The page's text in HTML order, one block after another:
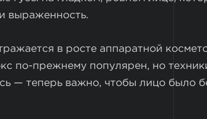
выраженность.
в росте аппаратной
по-прежнему популярен, но
— теперь важно, чтобы лицо было